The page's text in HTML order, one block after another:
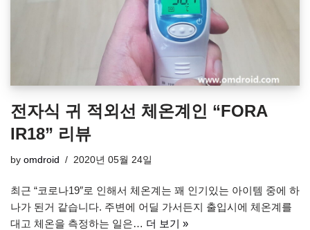
전자식 귀 적외선 체온계인 “FORA
IR18” 리뷰
by omdroid 2020년 05월 24일
최근 “코로나19″로 인해서 체온계는 꽤 인기있는 아이템 중에 하
나가 된거 같습니다. 주변에 어딜 가서든지 출입시에 체온계를
대고 체온을 측정하는 일은… 더 보기 »